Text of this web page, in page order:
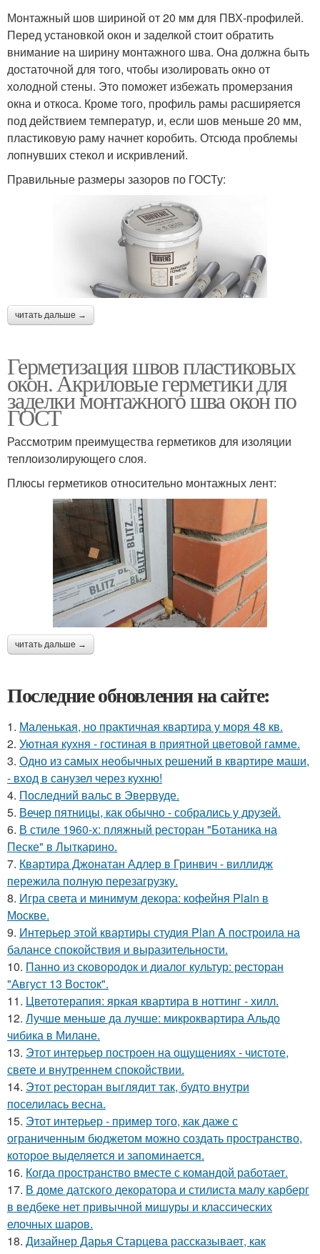
Монтажный шов шириной от 20 мм для ПВХ-профилей.
Перед установкой окон и заделкой стоит обратить
внимание на ширину монтажного шва. Она должна быть
достаточной для того, чтобы изолировать окно от
холодной стены. Это поможет избежать промерзания
окна и откоса. Кроме того, профиль рамы расширяется
под действием температур, и, если шов меньше 20 мм,
пластиковую раму начнет коробить. Отсюда проблемы
лопнувших стекол и искривлений.
Правильные размеры зазоров по ГОСТу:
читать дальше →
Герметизация швов пластиковых
окон. Акриловые герметики для
заделки монтажного шва окон по
ГОСТ
Рассмотрим преимущества герметиков для изоляции
теплоизолирующего слоя.
Плюсы герметиков относительно монтажных лент:
читать дальше →
Последние обновления на сайте:
1. Маленькая, но практичная квартира у моря 48 кв.
2. Уютная кухня - гостиная в приятной цветовой гамме.
3. Одно из самых необычных решений в квартире маши,
- вход в санузел через кухню!
4. Последний вальс в Эвервуде.
5. Вечер пятницы, как обычно - собрались у друзей.
6. В стиле 1960-х: пляжный ресторан "Ботаника на
Песке" в Лыткарино.
7. Квартира Джонатан Адлер в Гринвич - виллидж
пережила полную перезагрузку.
8. Игра света и минимум декора: кофейня Plain в
Москве.
9. Интерьер этой квартиры студия Plan A построила на
балансе спокойствия и выразительности.
10. Панно из сковородок и диалог культур: ресторан
"Август 13 Восток".
11. Цветотерапия: яркая квартира в ноттинг - хилл.
12. Лучше меньше да лучше: микроквартира Альдо
чибика в Милане.
13. Этот интерьер построен на ощущениях - чистоте,
свете и внутреннем спокойствии.
14. Этот ресторан выглядит так, будто внутри
поселилась весна.
15. Этот интерьер - пример того, как даже с
ограниченным бюджетом можно создать пространство,
которое выделяется и запоминается.
16. Когда пространство вместе с командой работает.
17. В доме датского декоратора и стилиста малу карберг
в ведбеке нет привычной мишуры и классических
елочных шаров.
18. Дизайнер Дарья Старцева рассказывает, как